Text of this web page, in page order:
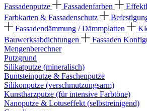
Fassadenputze
Fassadenfarben
Farbkarten & Fassadenschutz
Fassadendämmung / Dämmplatten
Bauwerksabdichtungen
Fassaden
Mengenberechner
Putzgrund
Silikatputze (mineralisch)
Buntsteinputze & Faschenputze
Silikonputze (verschmutzungsarm)
Kunstharzputze (für intensive Farbtöne)
Nanoputze & Lotuseffekt (selbstreinigend)